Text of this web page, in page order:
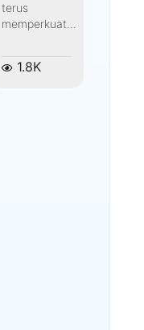
terus
memperkuat...
1.8K